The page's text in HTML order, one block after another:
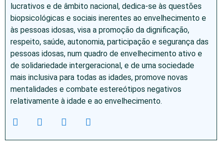
lucrativos e de âmbito nacional, dedica-se às questões
biopsicológicas e sociais inerentes ao envelhecimento e
às pessoas idosas, visa a promoção da dignificação,
respeito, saúde, autonomia, participação e segurança das
pessoas idosas, num quadro de envelhecimento ativo e
de solidariedade intergeracional, e de uma sociedade
mais inclusiva para todas as idades, promove novas
mentalidades e combate estereótipos negativos
relativamente à idade e ao envelhecimento.